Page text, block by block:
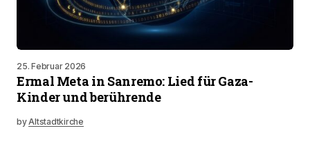
25. Februar 2026
Ermal Meta in Sanremo: Lied für Gaza-
Kinder und berührende
byAltstadtkirche